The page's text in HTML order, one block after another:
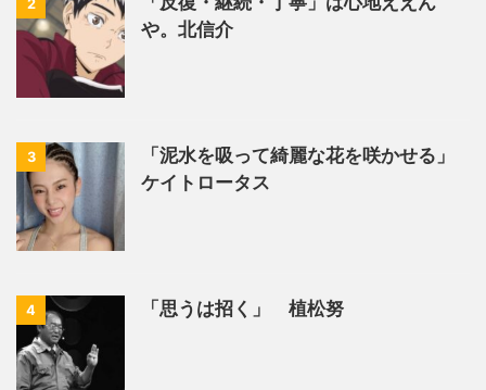
2
や。北信介
3
「泥水を吸って綺麗な花を咲かせる」
ケイトロータス
4 「思うは招く」 植松努